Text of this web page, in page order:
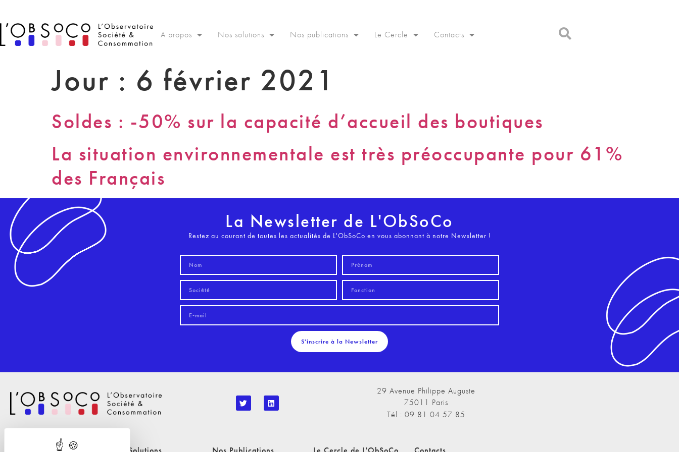
A propos Nos solutions Nos publications Le Cercle Contacts
Jour : 6 février 2021
Soldes : -50% sur la capacité d’accueil des boutiques
La situation environnementale est très préoccupante pour 61%
des Français
La Newsletter de L'ObSoCo
Restez au courant de toutes les actualités de L'ObSoCo en vous abonnant à notre Newsletter !
S'inscrire à la Newsletter
29 Avenue Philippe Auguste
75011 Paris
Tél : 09 81 04 57 85